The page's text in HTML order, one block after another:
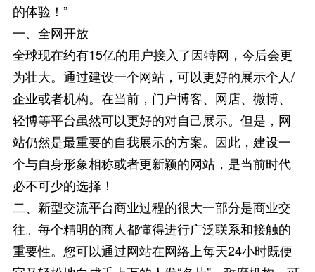
的体验！”
一、全网开放
全球现在约有15亿的用户接入了因特网，今后会更
为壮大。通过建设一个网站，可以更好的展示个人/
企业或者机构。在当前，门户博客、网店、微博、
轻博等平台虽然可以更好的对自己展示。但是，网
站仍然是最重要的自我展示的方案。因此，建设一
个与自身形象相称或者更新颖的网站，是当前时代
必不可少的选择！
二、新型交流平台商业过程的很大一部分是商业交
往。每个精明的商人都懂得进行广泛联系和接触的
重要性。您可以通过网站在网络上每天24小时既便